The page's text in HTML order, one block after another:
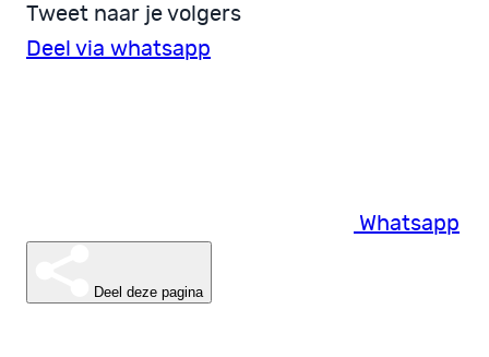
Tweet naar je volgers
Deel via whatsapp
Whatsapp
Deel deze pagina